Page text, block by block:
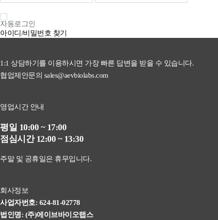
자동로그인
아이디/비밀번호 찾기
1:1 상담하기를 이용하시면 가장 빠른 답변을 받을 수 있습니다.
협업제안문의 sales@aevbiolabs.com
영업시간 안내
평일 10:00 ~ 17:00
점심시간 12:00 ~ 13:30
주말 및 공휴일은 휴무입니다.
회사정보
사업자번호: 624-81-02778
법인명: (주)에이브바이오랩스